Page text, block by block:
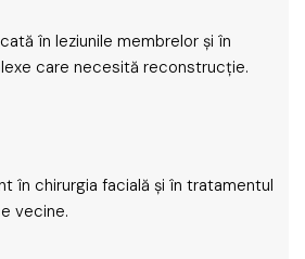
în leziunile membrelor și în
care necesită reconstrucție.
în chirurgia facială și în tratamentul
vecine.